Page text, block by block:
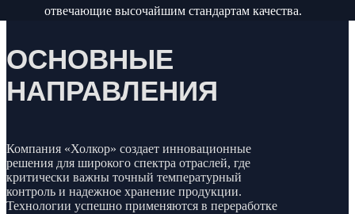
отвечающие высочайшим стандартам качества.
ОСНОВНЫЕ
НАПРАВЛЕНИЯ
Компания «Холкор» создает инновационные
решения для широкого спектра отраслей, где
критически важны точный температурный
контроль и надежное хранение продукции.
Технологии успешно применяются в переработке